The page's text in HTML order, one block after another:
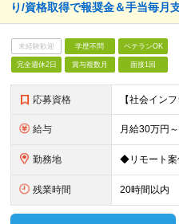
り/資格取得で報奨金＆手当毎月
未経験歓迎 学歴不問 ベテランOK
完全週休2日 賞与複数月 面接1回
応募資格
給与
勤務地
残業時間 20時間以内